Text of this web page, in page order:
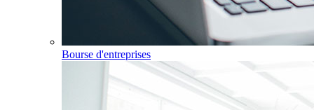
Bourse d'entreprises